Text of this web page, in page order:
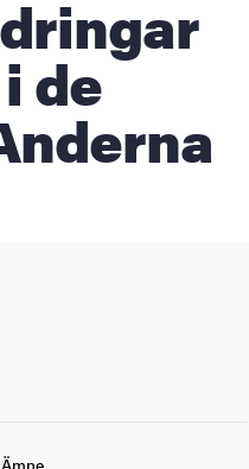
de
Ämne